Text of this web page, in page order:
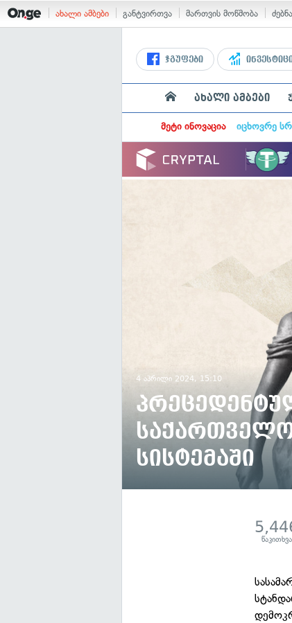
ახალი ამბები განტვირთვა მართვის მოწმობა ძებნა
ჯგუფები
ახალი ამბები
მეტი ინოვაცია იცხოვრე
4 აპრილი 2024, 15:10
სისტემაში
წაკითხვა